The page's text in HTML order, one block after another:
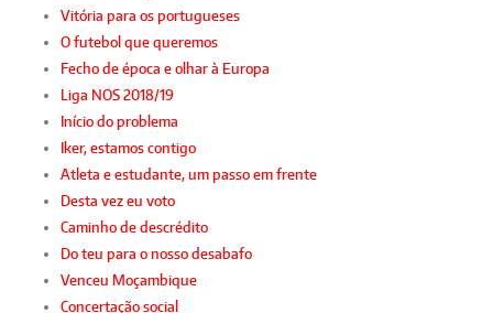
Vitória para os portugueses
O futebol que queremos
Fecho de época e olhar à Europa
Liga NOS 2018/19
Início do problema
Iker, estamos contigo
Atleta e estudante, um passo em frente
Desta vez eu voto
Caminho de descrédito
Do teu para o nosso desabafo
Venceu Moçambique
Concertação social